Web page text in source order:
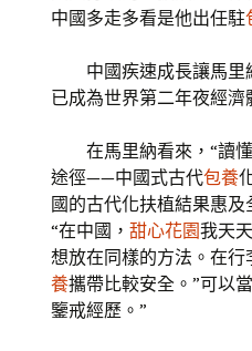
中國多走多看是他出任駐
中國疾速成長讓馬里
已成為世界第二年夜經
在馬里納看來，“讀
途徑——中國式古代包養
國的古代化扶植結果惠
“在中國， 甜心花園我天
想放在同樣的方法。在
養攜帶比較安全。”可以
鑒戒經歷。”